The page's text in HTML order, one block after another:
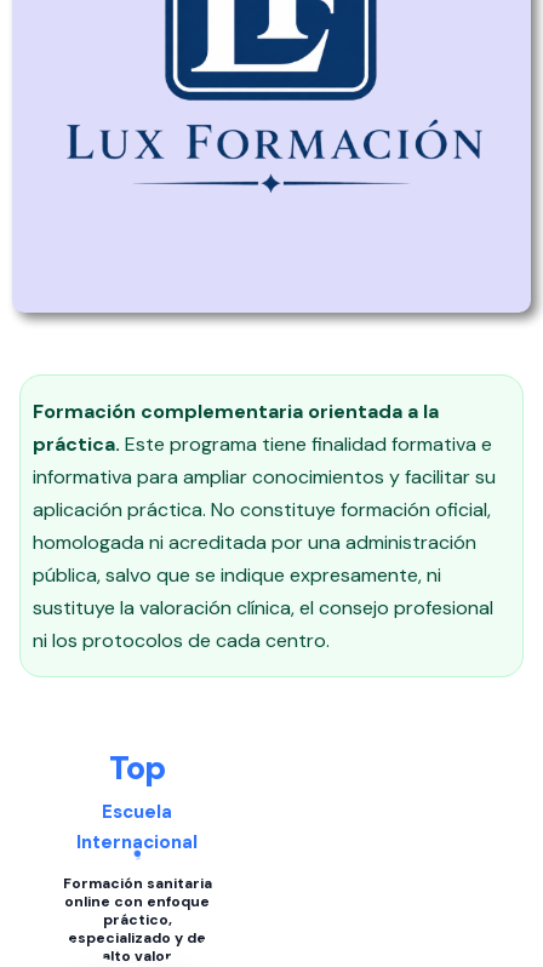
Formación complementaria orientada a la
práctica. Este programa tiene finalidad formativa e
informativa para ampliar conocimientos y facilitar su
aplicación práctica. No constituye formación oficial,
homologada ni acreditada por una administración
pública, salvo que se indique expresamente, ni
sustituye la valoración clínica, el consejo profesional
ni los protocolos de cada centro.
Top
Escuela
Internacional
Formación sanitaria
online con enfoque
práctico,
especializado y de
alto valor